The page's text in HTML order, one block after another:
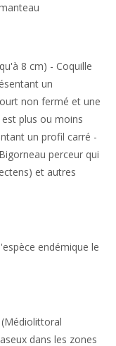
8 cm) - Coquille
un
non fermé et une
plus ou moins
un profil carré -
perceur qui
et autres
endémique le
dans les zones